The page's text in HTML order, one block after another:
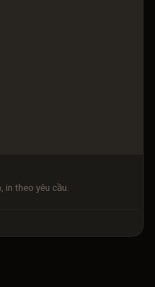
theo yêu cầu.